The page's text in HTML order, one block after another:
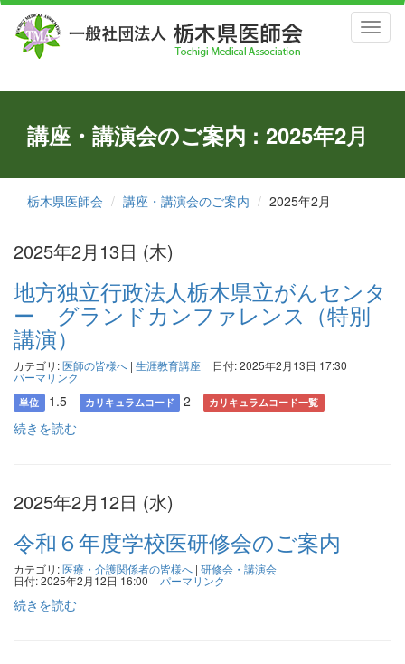
講座・講演会のご案内 : 2025年2月
栃木県医師会 講座・講演会のご案内 2025年2月
2025年2月13日 (木)
地方独立行政法人栃木県立がんセンタ
ー グランドカンファレンス（特別
講演）
カテゴリ:医師の皆様へ | 生涯教育講座 日付: 2025年2月13日 17:30
パーマリンク
単位 1.5 カリキュラムコード 2 カリキュラムコード一覧
続きを読む
2025年2月12日 (水)
令和６年度学校医研修会のご案内
カテゴリ:医療・介護関係者の皆様へ | 研修会・講演会
日付: 2025年2月12日 16:00 パーマリンク
続きを読む